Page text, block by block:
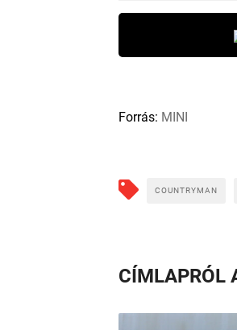
Forrás: MINI
COUNTRYMAN
CÍMLAPRÓL